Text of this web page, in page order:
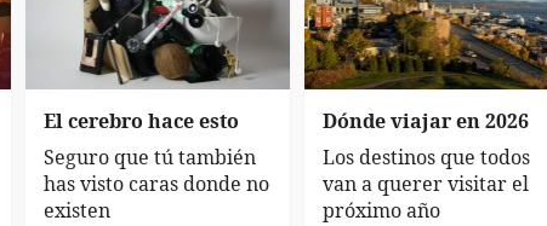
El cerebro hace esto
Seguro que tú también
has visto caras donde no
existen
Dónde viajar en 2026
Los destinos que todos
van a querer visitar el
próximo año